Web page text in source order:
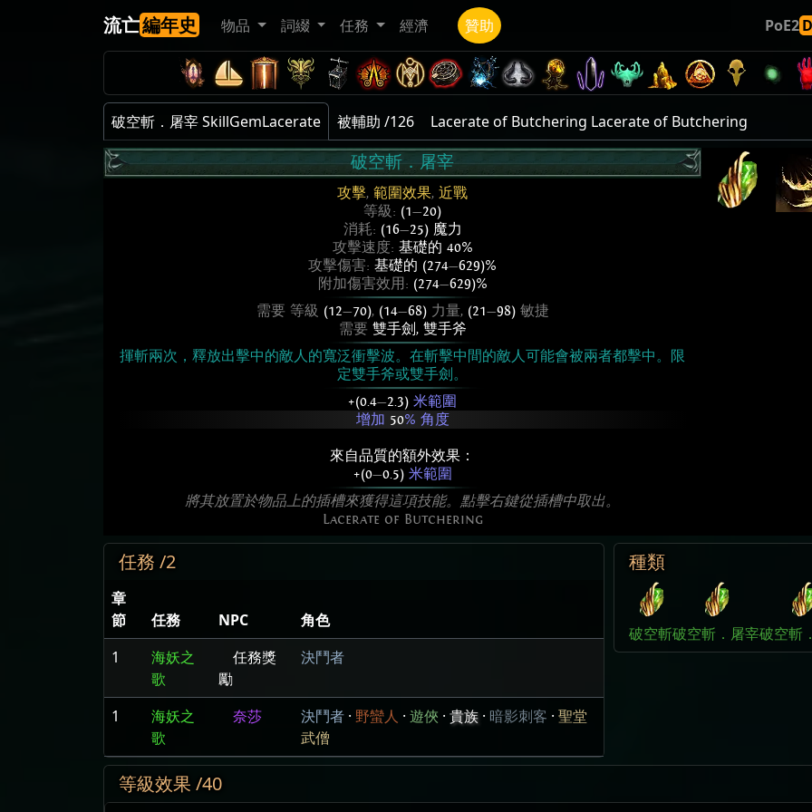
流亡編年史 物品 詞綴 任務 經濟 贊助 PoE2
破空斬．屠宰 SkillGemLacerate 被輔助 /126 Lacerate of Butchering Lacerate of Butchering
破空斬．屠宰
攻擊, 範圍效果, 近戰
等級: (1—20)
消耗: (16—25) 魔力
攻擊速度: 基礎的 40%
攻擊傷害: 基礎的 (274—629)%
附加傷害效用: (274—629)%
需要 等級 (12—70), (14—68)力量, (21—98)敏捷
需要 雙手劍, 雙手斧
揮斬兩次，釋放出擊中的敵人的寬泛衝擊波。在斬擊中間的敵人可能會被兩者都擊中。限
定雙手斧或雙手劍。
+(0.4—2.3) 米範圍
增加 50% 角度
來自品質的額外效果：
+(0—0.5)米範圍
將其放置於物品上的插槽來獲得這項技能。點擊右鍵從插槽中取出。
Lacerate of Butchering
任務 /2
章
節
任務 NPC
角色
1
海妖之
歌
任務獎
勵
決鬥者
1
海妖之
歌
奈莎 決鬥者 · 野蠻人 · 遊俠 · 貴族 · 暗影刺客 · 聖堂
武僧
種類
破空斬破空斬．屠宰破空斬
等級效果 /40